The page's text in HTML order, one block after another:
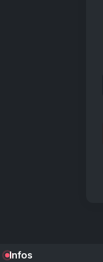
Infos